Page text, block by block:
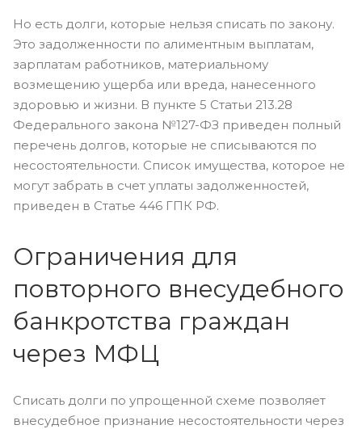
Но есть долги, которые нельзя списать по закону.
Это задолженности по алиментным выплатам,
зарплатам работников, материальному
возмещению ущерба или вреда, нанесенного
здоровью и жизни. В пункте 5 Статьи 213.28
Федерального закона №127-ФЗ приведен полный
перечень долгов, которые не списываются по
несостоятельности. Список имущества, которое не
могут забрать в счет уплаты задолженностей,
приведен в Статье 446 ГПК РФ.
Ограничения для
повторного внесудебного
банкротства граждан
через МФЦ
Списать долги по упрощенной схеме позволяет
внесудебное признание несостоятельности через